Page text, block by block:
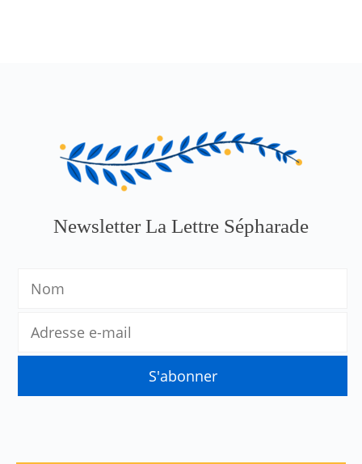
Newsletter La Lettre Sépharade